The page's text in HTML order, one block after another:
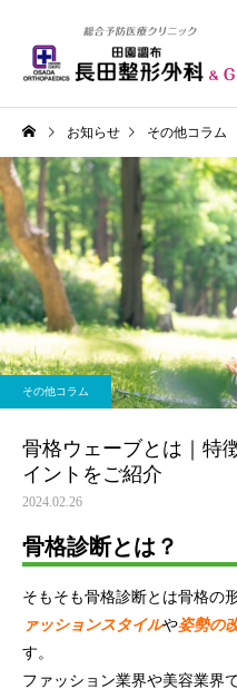
整形外科
お知らせ その他コラム
その他コラム
骨格ウェーブとは｜特
イントをご紹介
2024.02.26
骨格診断とは？
そもそも骨格診断とは骨格の
ァッションスタイルや姿勢の
す。
ファッション業界や美容業界